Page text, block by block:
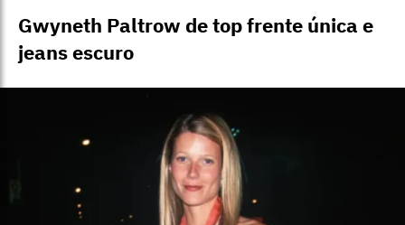
Gwyneth Paltrow de top frente única e
jeans escuro